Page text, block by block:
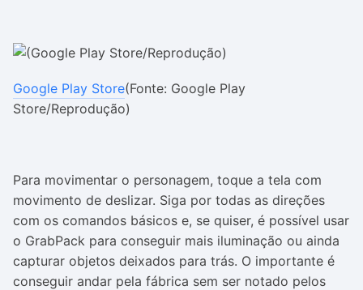
Google Play Store(Fonte: Google Play
Store/Reprodução)
Para movimentar o personagem, toque a tela com
movimento de deslizar. Siga por todas as direções
com os comandos básicos e, se quiser, é possível usar
o GrabPack para conseguir mais iluminação ou ainda
capturar objetos deixados para trás. O importante é
conseguir andar pela fábrica sem ser notado pelos